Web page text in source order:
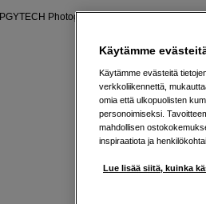
PGYTECH Photography Gloves Professional XL
Käytämme
Käytämme evästeitä
verkkoliikennettä,
omia että ulkopuolisten
personoimiseksi.
mahdollisen
inspiraatiota ja
Lue lisää siitä, kuinka